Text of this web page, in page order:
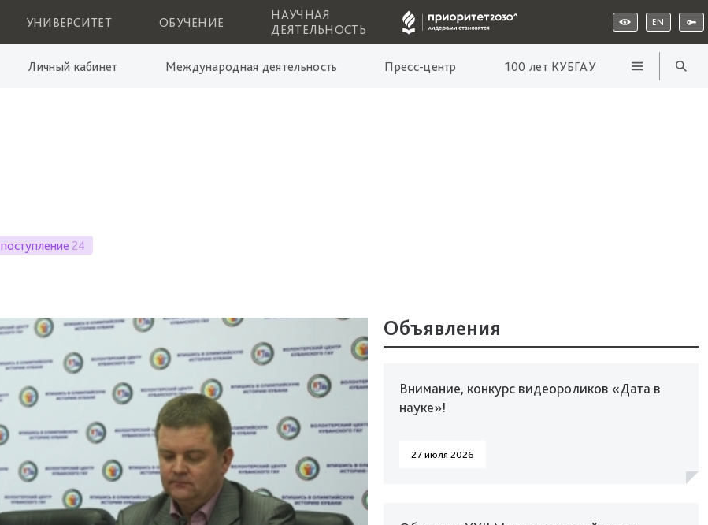
УНИВЕРСИТЕТ ОБУЧЕНИЕ
НАУЧНАЯ
ДЕЯТЕЛЬНОСТЬ
EN
Личный кабинет Международная деятельность Пресс-центр 100 лет КУБГАУ
поступление 24
Объявления
Внимание, конкурс видеороликов «Дата в
науке»!
27 июля 2026